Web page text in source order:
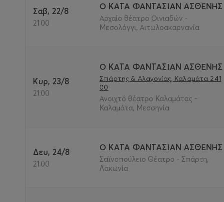
Σαβ, 22/8
21:00
Ο ΚΑΤΑ ΦΑΝΤΑΣΙΑΝ ΑΣΘΕΝΗΣ
Αρχαίο θέατρο Οινιαδών -
Μεσολόγγι, Αιτωλοακαρνανία
Κυρ, 23/8
21:00
Ο ΚΑΤΑ ΦΑΝΤΑΣΙΑΝ ΑΣΘΕΝΗΣ
Σπάρτης & Αλαγονίας, Καλαμάτα 241
00
Ανοιχτό θέατρο Καλαμάτας -
Καλαμάτα, Μεσσηνία
Δευ, 24/8
21:00
Ο ΚΑΤΑ ΦΑΝΤΑΣΙΑΝ ΑΣΘΕΝΗΣ
Σαϊνοπούλειο Θέατρο - Σπάρτη,
Λακωνία